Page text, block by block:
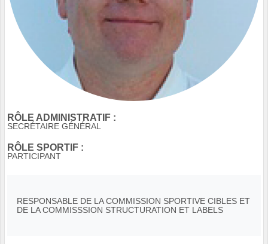
RÔLE ADMINISTRATIF :
SECRÉTAIRE GÉNÉRAL
RÔLE SPORTIF :
PARTICIPANT
RESPONSABLE DE LA COMMISSION SPORTIVE CIBLES ET
DE LA COMMISSSION STRUCTURATION ET LABELS